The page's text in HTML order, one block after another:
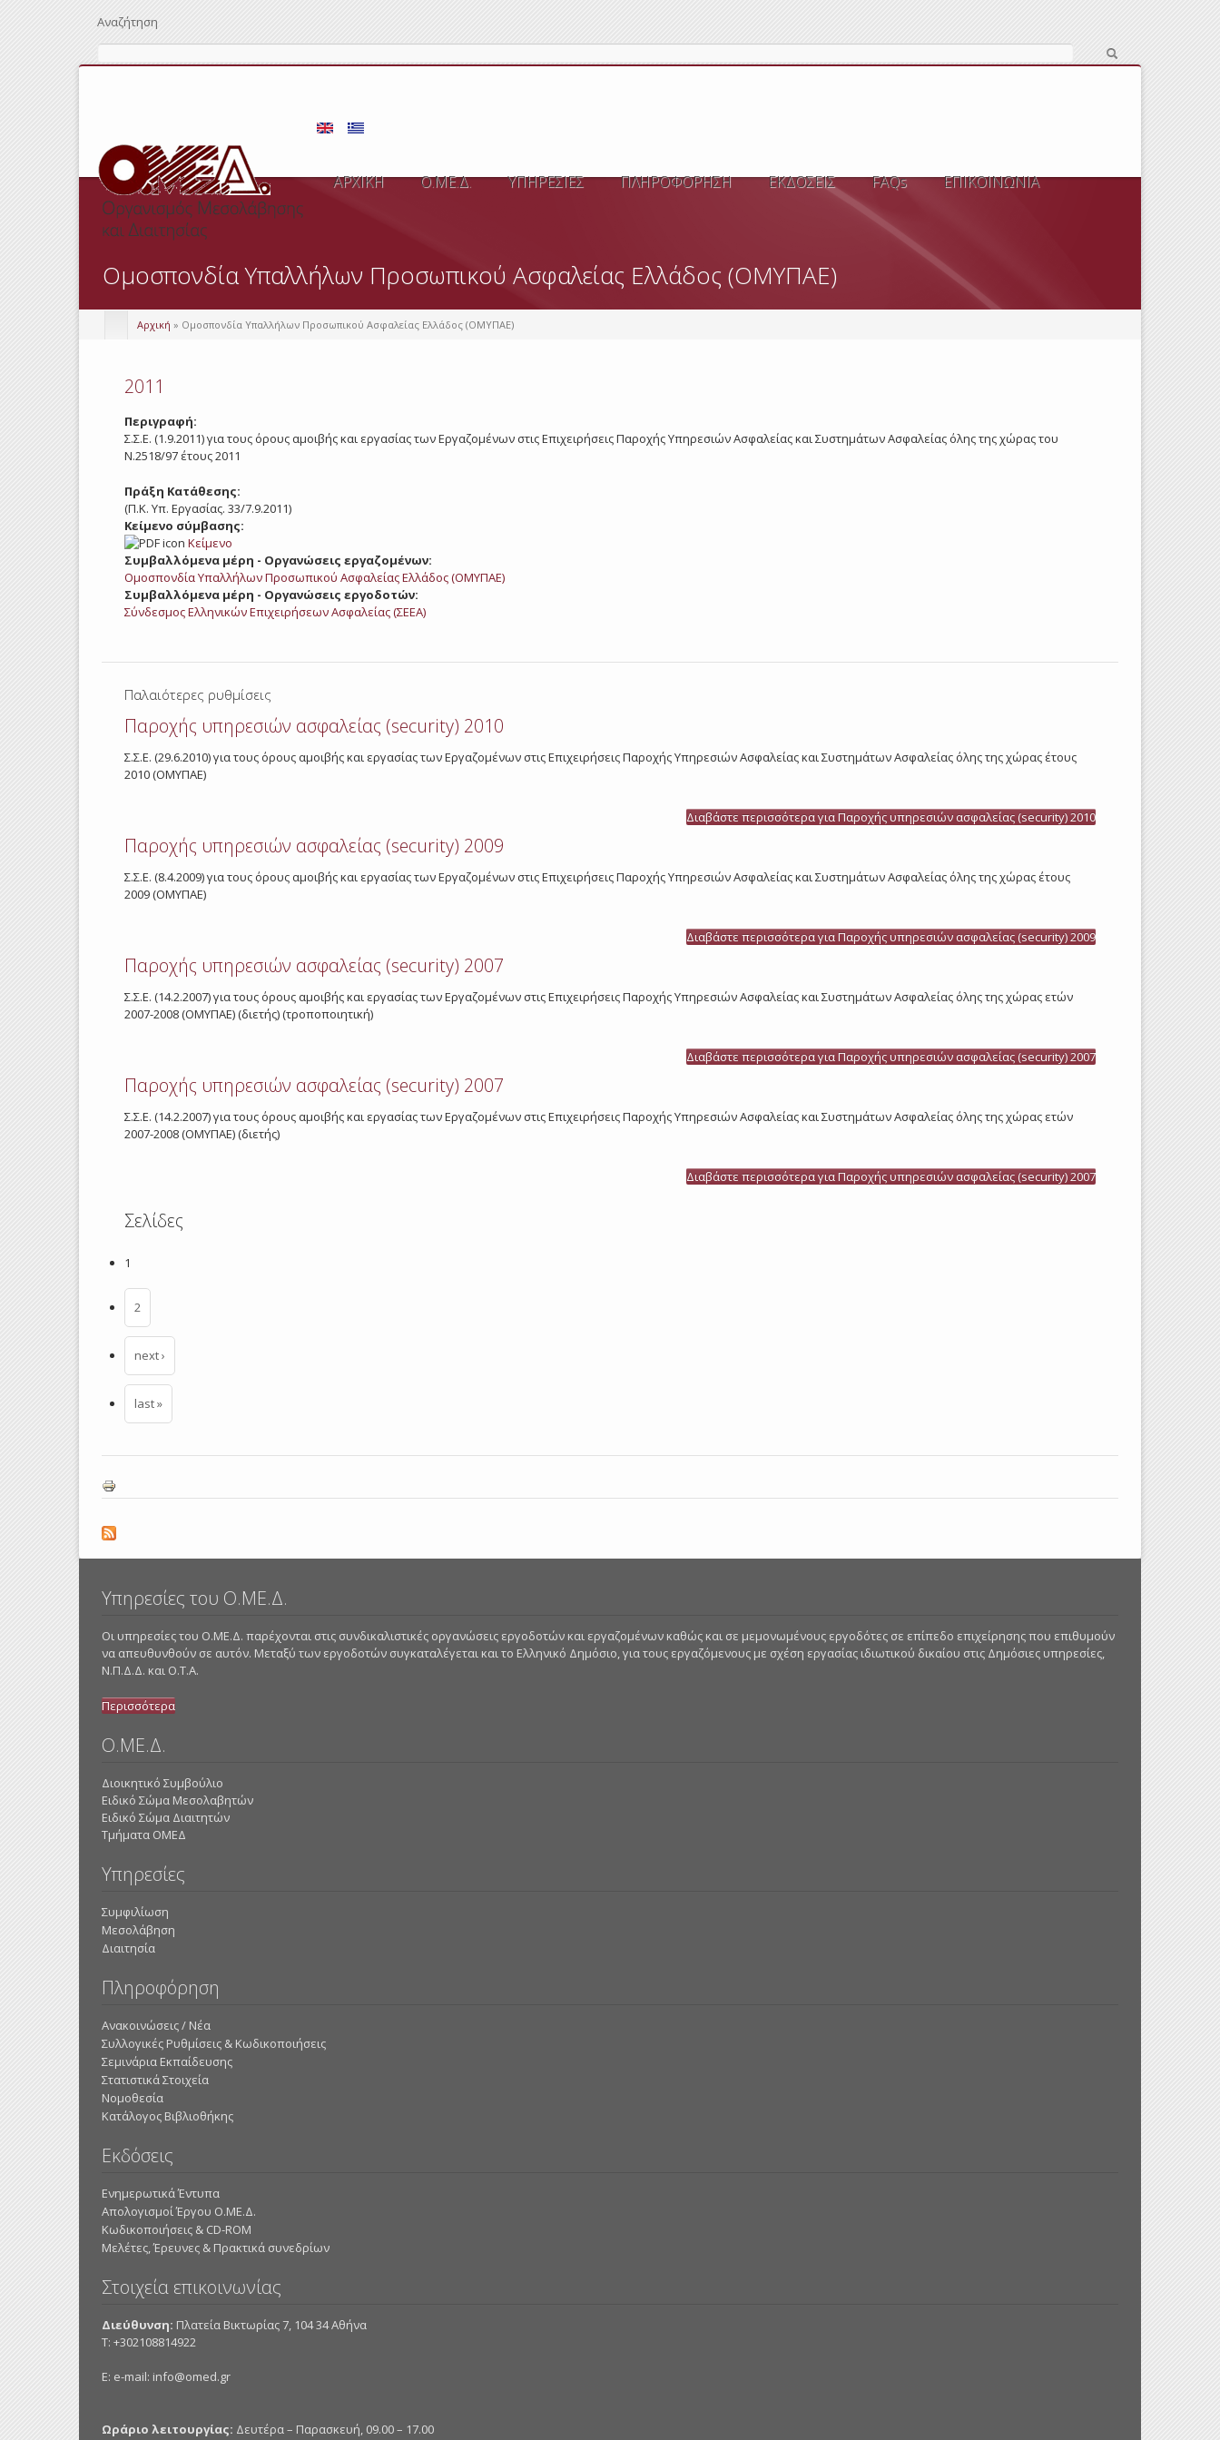
Αναζήτηση
ΑΡΧΙΚΗ Ο.ΜΕ.Δ. ΥΠΗΡΕΣΙΕΣ ΠΛΗΡΟΦΟΡΗΣΗ ΕΚΔΟΣΕΙΣ FAQs ΕΠΙΚΟΙΝΩΝΙΑ
Ομοσπονδία Υπαλλήλων Προσωπικού Ασφαλείας Ελλάδος (ΟΜΥΠΑΕ)
Αρχική » Ομοσπονδία Υπαλλήλων Προσωπικού Ασφαλείας Ελλάδος (ΟΜΥΠΑΕ)
2011
Περιγραφή:
Σ.Σ.Ε. (1.9.2011) για τους όρους αμοιβής και εργασίας των Εργαζομένων στις Επιχειρήσεις Παροχής Υπηρεσιών Ασφαλείας και Συστημάτων Ασφαλείας όλης της χώρας του
Ν.2518/97 έτους 2011
Πράξη Κατάθεσης:
(Π.Κ. Υπ. Εργασίας. 33/7.9.2011)
Κείμενο σύμβασης:
Κείμενο
Συμβαλλόμενα μέρη - Οργανώσεις εργαζομένων:
Ομοσπονδία Υπαλλήλων Προσωπικού Ασφαλείας Ελλάδος (ΟΜΥΠΑΕ)
Συμβαλλόμενα μέρη - Οργανώσεις εργοδοτών:
Σύνδεσμος Ελληνικών Επιχειρήσεων Ασφαλείας (ΣΕΕΑ)
Παλαιότερες ρυθμίσεις
Παροχής υπηρεσιών ασφαλείας (security) 2010
Σ.Σ.Ε. (29.6.2010) για τους όρους αμοιβής και εργασίας των Εργαζομένων στις Επιχειρήσεις Παροχής Υπηρεσιών Ασφαλείας και Συστημάτων Ασφαλείας όλης της χώρας έτους
2010 (ΟΜΥΠΑΕ)
Διαβάστε περισσότεραγια Παροχής υπηρεσιών ασφαλείας (security) 2010
Παροχής υπηρεσιών ασφαλείας (security) 2009
Σ.Σ.Ε. (8.4.2009) για τους όρους αμοιβής και εργασίας των Εργαζομένων στις Επιχειρήσεις Παροχής Υπηρεσιών Ασφαλείας και Συστημάτων Ασφαλείας όλης της χώρας έτους
2009 (ΟΜΥΠΑΕ)
Διαβάστε περισσότεραγια Παροχής υπηρεσιών ασφαλείας (security) 2009
Παροχής υπηρεσιών ασφαλείας (security) 2007
Σ.Σ.Ε. (14.2.2007) για τους όρους αμοιβής και εργασίας των Εργαζομένων στις Επιχειρήσεις Παροχής Υπηρεσιών Ασφαλείας και Συστημάτων Ασφαλείας όλης της χώρας ετών
2007-2008 (ΟΜΥΠΑΕ) (διετής) (τροποποιητική)
Διαβάστε περισσότεραγια Παροχής υπηρεσιών ασφαλείας (security) 2007
Παροχής υπηρεσιών ασφαλείας (security) 2007
Σ.Σ.Ε. (14.2.2007) για τους όρους αμοιβής και εργασίας των Εργαζομένων στις Επιχειρήσεις Παροχής Υπηρεσιών Ασφαλείας και Συστημάτων Ασφαλείας όλης της χώρας ετών
2007-2008 (ΟΜΥΠΑΕ) (διετής)
Διαβάστε περισσότεραγια Παροχής υπηρεσιών ασφαλείας (security) 2007
Σελίδες
1
2
next ›
last »
Υπηρεσίες του Ο.ΜΕ.Δ.
Οι υπηρεσίες του Ο.ΜΕ.Δ. παρέχονται στις συνδικαλιστικές οργανώσεις εργοδοτών και εργαζομένων καθώς και σε μεμονωμένους εργοδότες σε επίπεδο επιχείρησης που επιθυμούν
να απευθυνθούν σε αυτόν. Μεταξύ των εργοδοτών συγκαταλέγεται και το Ελληνικό Δημόσιο, για τους εργαζόμενους με σχέση εργασίας ιδιωτικού δικαίου στις Δημόσιες υπηρεσίες,
Ν.Π.Δ.Δ. και Ο.Τ.Α.
Περισσότερα
Ο.ΜΕ.Δ.
Διοικητικό Συμβούλιο
Ειδικό Σώμα Μεσολαβητών
Ειδικό Σώμα Διαιτητών
Τμήματα ΟΜΕΔ
Υπηρεσίες
Συμφιλίωση
Μεσολάβηση
Διαιτησία
Πληροφόρηση
Ανακοινώσεις / Νέα
Συλλογικές Ρυθμίσεις & Κωδικοποιήσεις
Σεμινάρια Εκπαίδευσης
Στατιστικά Στοιχεία
Νομοθεσία
Κατάλογος Βιβλιοθήκης
Εκδόσεις
Ενημερωτικά Έντυπα
Απολογισμοί Έργου Ο.ΜΕ.Δ.
Κωδικοποιήσεις & CD-ROM
Mελέτες, Έρευνες & Πρακτικά συνεδρίων
Στοιχεία επικοινωνίας
Διεύθυνση: Πλατεία Βικτωρίας 7, 104 34 Αθήνα
Τ: +302108814922
E: e-mail: info@omed.gr
Ωράριο λειτουργίας: Δευτέρα – Παρασκευή, 09.00 – 17.00